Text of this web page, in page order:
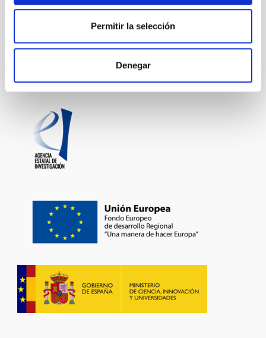
Permitir la selección
Denegar
La Vía Láctea y el Grupo Local (MWLG)